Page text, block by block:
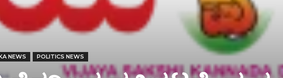
NEWS POLITICS NEWS